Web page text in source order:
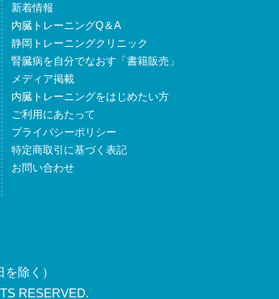
新着情報
内臓トレーニングQ＆A
静岡トレーニングクリニック
腎臓病を自分でなおす「書籍販売」
メディア掲載
内臓トレーニングをはじめたい方
ご利用にあたって
プライバシーポリシー
特定商取引に基づく表記
お問い合わせ
除く）
RESERVED.